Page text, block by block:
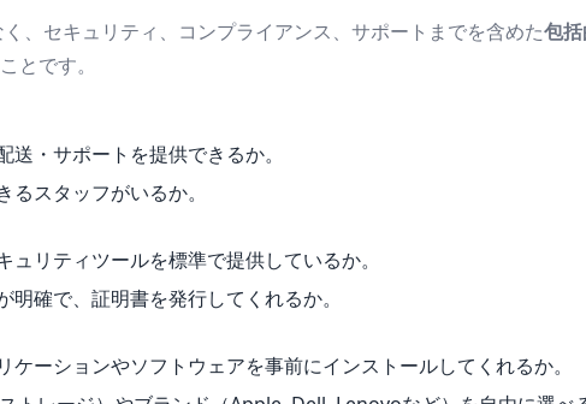
、セキュリティ、コンプライアンス、サポートまでを含めた包
とです。
・サポートを提供できるか。
スタッフがいるか。
リティツールを標準で提供しているか。
確で、証明書を発行してくれるか。
ケーションやソフトウェアを事前にインストールしてくれるか。